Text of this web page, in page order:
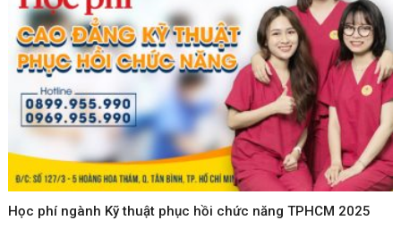
Học phí ngành Kỹ thuật phục hồi chức năng TPHCM 2025